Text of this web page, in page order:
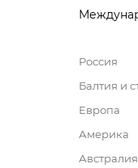
Россия
Балтия и
Европа
Америка